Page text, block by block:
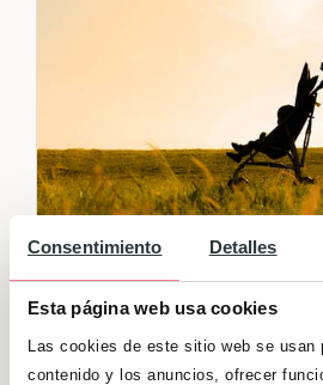
Consentimiento Detalles
Esta página web usa cookies
Las cookies de este sitio web se usan
contenido y los anuncios, ofrecer
Cómo evitar la
postparto y